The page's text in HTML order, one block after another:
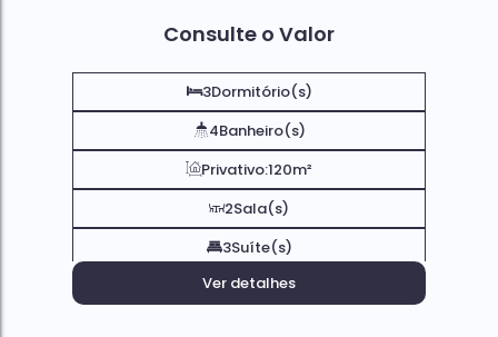
Consulte o Valor
3Dormitório(s)
4Banheiro(s)
Privativo:120m²
2Sala(s)
3Suíte(s)
Ver detalhes